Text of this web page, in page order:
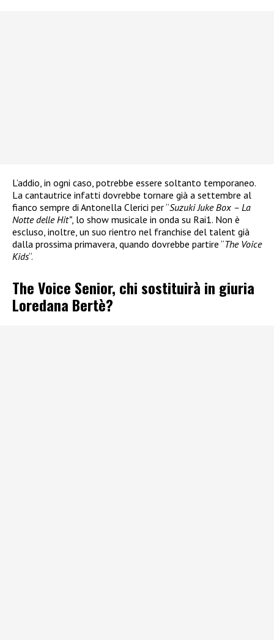
L’addio, in ogni caso, potrebbe essere soltanto temporaneo.
La cantautrice infatti dovrebbe tornare già a settembre al
fianco sempre di Antonella Clerici per “Suzuki Juke Box – La
Notte delle Hit”, lo show musicale in onda su Rai1. Non è
escluso, inoltre, un suo rientro nel franchise del talent già
dalla prossima primavera, quando dovrebbe partire “The Voice
Kids“.
The Voice Senior, chi sostituirà in giuria
Loredana Bertè?